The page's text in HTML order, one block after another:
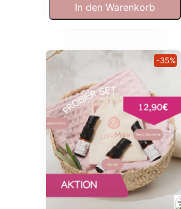
In den Warenkorb
-35%